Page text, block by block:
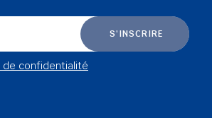
S'INSCRIRE
de confidentialité